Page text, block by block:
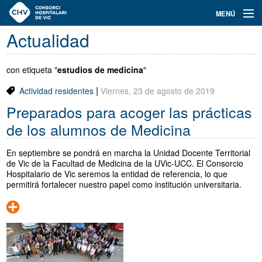
Navegación
principal
MENÚ
Actualidad
Conoce el Consorci
Especialidades
Oferta de plazas
Contacto
Buscador
Català
Actualidad
con etiqueta "estudios de medicina"
Actividad residentes| Viernes, 23 de agosto de 2019
Preparados para acoger las prácticas
de los alumnos de Medicina
En septiembre se pondrá en marcha la Unidad Docente Territorial
de Vic de la Facultad de Medicina de la UVic-UCC. El Consorcio
Hospitalario de Vic seremos la entidad de referencia, lo que
permitirá fortalecer nuestro papel como institución universitaria.